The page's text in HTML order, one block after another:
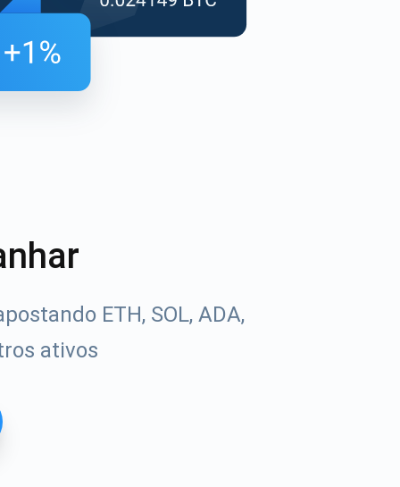
ETH, SOL, ADA,
ativos
de